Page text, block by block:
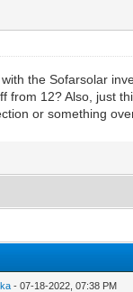
the Sofarsolar
from 12? Also, just
or something
- 07-18-2022, 07:38 PM